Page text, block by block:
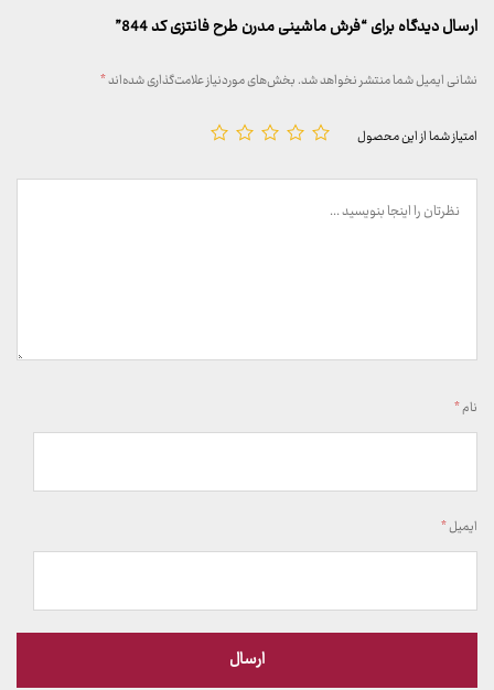
ارسال دیدگاه برای “فرش ماشینی مدرن طرح فانتزی کد 844”
نشانی ایمیل شما منتشر نخواهد شد.بخش‌های موردنیاز علامت‌گذاری شده‌اند*
امتیاز شما از این محصول
نام*
ایمیل*